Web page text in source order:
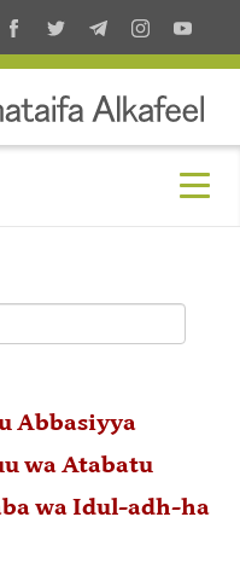
Abbasiyya
wa Atabatu
wa Idul-adh-ha